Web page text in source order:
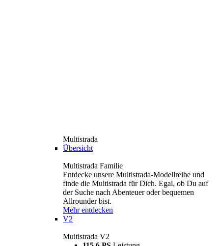
Multistrada
Übersicht
Multistrada Familie
Entdecke unsere Multistrada-Modellreihe und
finde die Multistrada für Dich. Egal, ob Du auf
der Suche nach Abenteuer oder bequemen
Allrounder bist.
Mehr entdecken
V2
Multistrada V2